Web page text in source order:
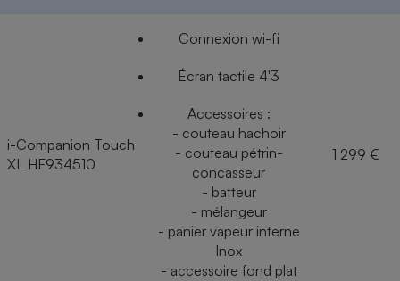
i-Companion Touch
XL HF934510
Connexion wi-fi
Écran tactile 4'3
Accessoires :
- couteau hachoir
- couteau pétrin-
concasseur
- batteur
- mélangeur
- panier vapeur interne
Inox
- accessoire fond plat
1 299 €